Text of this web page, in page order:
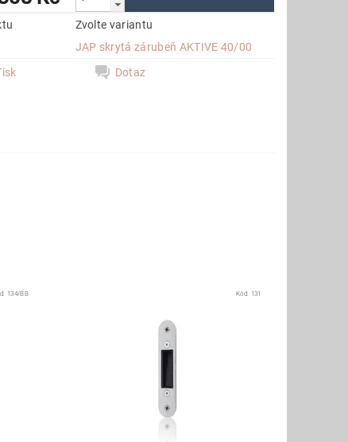
Zvolte variantu
JAP skrytá zárubeň AKTIVE 40/00
Dotaz
134/BB Kód: 131